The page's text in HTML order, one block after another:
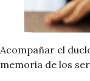
Acompañar el
memoria de los